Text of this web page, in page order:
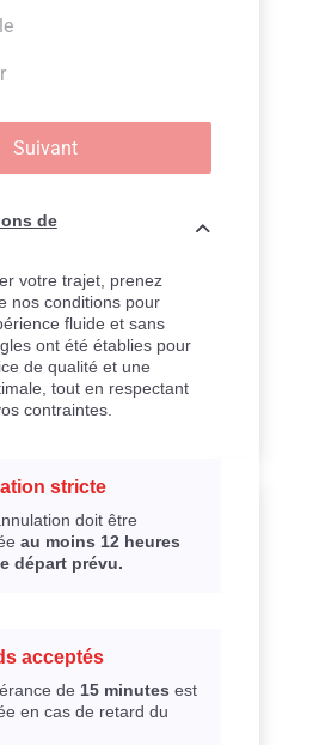
Suivant
de
votre trajet, prenez
nos conditions pour
fluide et sans
ont été établies pour
de qualité et une
tout en respectant
contraintes.
stricte
doit être
au moins 12 heures
départ prévu.
acceptés
de 15 minutes est
en cas de retard du